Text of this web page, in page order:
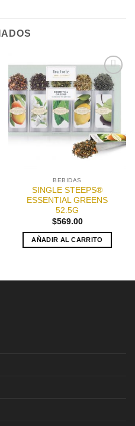
Añadir
a la
lista de
deseos
BEBIDAS
SINGLE STEEPS®
ESSENTIAL GREENS
52.5G
$569.00
AÑADIR AL CARRITO